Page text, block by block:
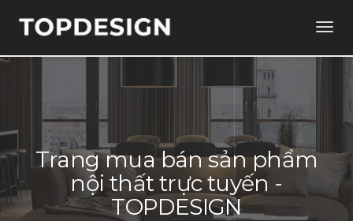
Trang mua bán sản phẩm
nội thất trực tuyến -
TOPDESIGN